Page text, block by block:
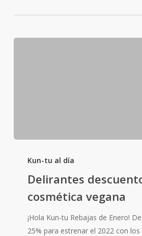
descuentos
cosmética
vegana
Kun-tu al día
Delirantes
cosmética vegana
¡Hola Kun-tu Rebajas de Enero!
25% para estrenar el 2022 con